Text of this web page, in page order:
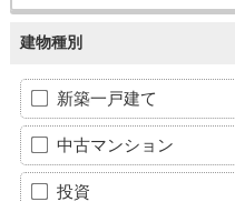
建物種別
新築一戸建て
中古マンション
投資